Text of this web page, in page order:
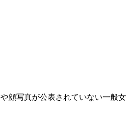
顔写真が公表されていない一般女